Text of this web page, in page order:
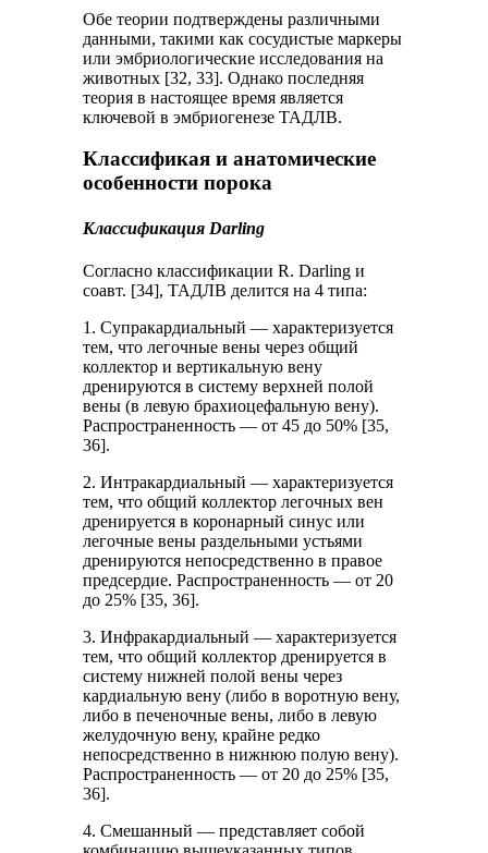
Обе теории подтверждены различными
данными, такими как сосудистые маркеры
или эмбриологические исследования на
животных [32, 33]. Однако последняя
теория в настоящее время является
ключевой в эмбриогенезе ТАДЛВ.
Классификая и анатомические
особенности порока
Классификация Darling
Согласно классификации R. Darling и
соавт. [34], ТАДЛВ делится на 4 типа:
1. Супракардиальный — характеризуется
тем, что легочные вены через общий
коллектор и вертикальную вену
дренируются в систему верхней полой
вены (в левую брахиоцефальную вену).
Распространенность — от 45 до 50% [35,
36].
2. Интракардиальный — характеризуется
тем, что общий коллектор легочных вен
дренируется в коронарный синус или
легочные вены раздельными устьями
дренируются непосредственно в правое
предсердие. Распространенность — от 20
до 25% [35, 36].
3. Инфракардиальный — характеризуется
тем, что общий коллектор дренируется в
систему нижней полой вены через
кардиальную вену (либо в воротную вену,
либо в печеночные вены, либо в левую
желудочную вену, крайне редко
непосредственно в нижнюю полую вену).
Распространенность — от 20 до 25% [35,
36].
4. Смешанный — представляет собой